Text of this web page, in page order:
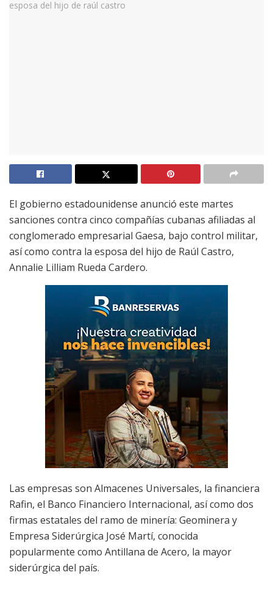
El gobierno estadounidense anunció este martes
sanciones contra cinco compañías cubanas afiliadas al
conglomerado empresarial Gaesa, bajo control militar,
así como contra la esposa del hijo de Raúl Castro,
Annalie Lilliam Rueda Cardero.
Las empresas son Almacenes Universales, la financiera
Rafin, el Banco Financiero Internacional, así como dos
firmas estatales del ramo de minería: Geominera y
Empresa Siderúrgica José Martí, conocida
popularmente como Antillana de Acero, la mayor
siderúrgica del país.